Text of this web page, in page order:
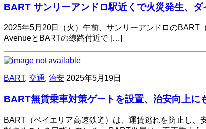
BART サンリーアンドロ駅近くで火災発生、ダ
2025年5月20日（火）午前、サンリーアンドロのBART
AvenueとBARTの線路付近で […]
BART, 交通, 治安 2025年5月19日
BART無賃乗車対策ゲートを設置、治安向上に
BART（ベイエリア高速鉄道）は、運賃逃れを防止し